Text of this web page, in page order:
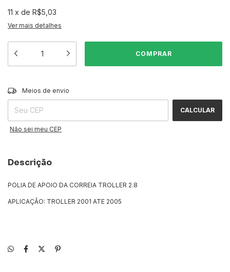
11 x de R$5,03
Ver mais detalhes
Entregas para o CEP:
Meios de envio
CALCULAR
Não sei meu CEP
Descrição
POLIA DE APOIO DA CORREIA TROLLER 2.8
APLICAÇÃO: TROLLER 2001 ATE 2005